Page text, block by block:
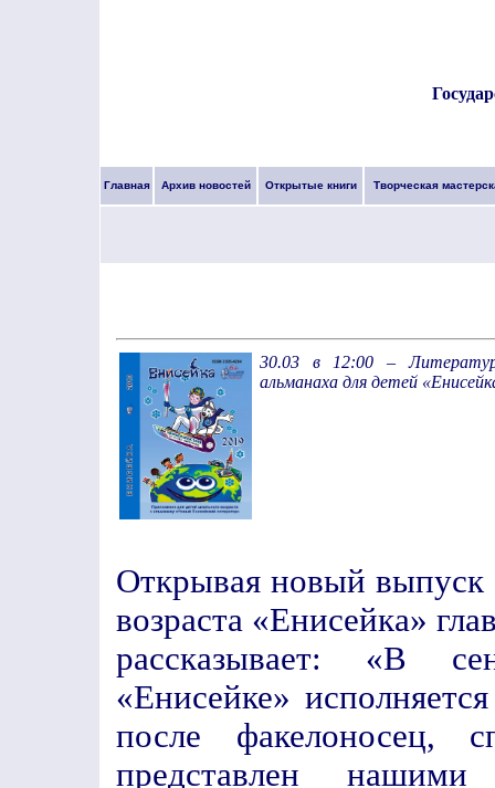
Главная Архив новостей Открытые книги Творческая
30.03 в 12:00 –
альманаха для детей
Открывая новый выпуск
возраста «Енисейка»
рассказывает: «В
«Енисейке»
после
представлен